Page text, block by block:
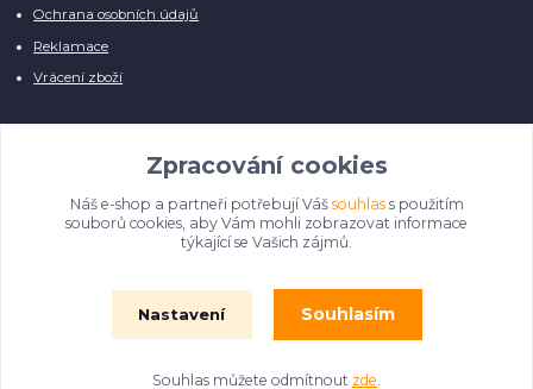
Ochrana osobních údajů
Reklamace
Vrácení zboží
Manuálně pro Vás kontrolujeme každý produkt, přesto se může stát, že u
několika z nich je vyobrazen pouze obrázek informativního charakteru.
Omlouváme se, na úpravě databáze pilně pracujeme.
Zpracování cookies
Náš e-shop a partneři potřebují Váš souhlass použitím
souborů cookies, aby Vám mohli zobrazovat informace
týkající se Vašich zájmů.
Nastavení Souhlasím
Souhlas můžete odmítnout zde